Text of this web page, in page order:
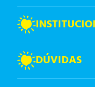
DÚVIDAS